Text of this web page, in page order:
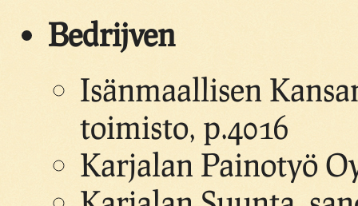
Bedrijven
Isänmaallisen
toimisto, p.4016
Karjalan Painotyö